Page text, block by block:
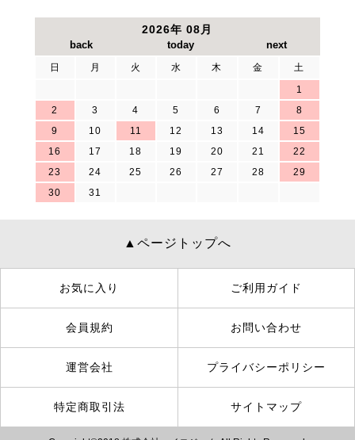
2026年 08月
日 月 火 水 木 金
土
1
2
3 4 5 6 7
8
9
10 11 12 13 14
15
16
17 18 19 20 21
22
23
24 25 26 27 28
29
30
31
▲ページトップへ
お気に入り ご利用ガイド
会員規約 お問い合わせ
運営会社 プライバシーポリシー
特定商取引法 サイトマップ